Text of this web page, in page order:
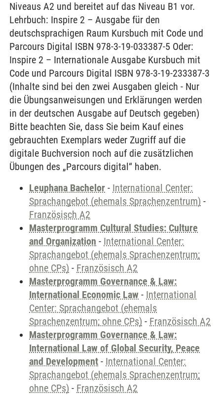
Niveaus A2 und bereitet auf das Niveau B1 vor.
Lehrbuch: Inspire 2 – Ausgabe für den
deutschsprachigen Raum Kursbuch mit Code und
Parcours Digital ISBN 978-3-19-033387-5 Oder:
Inspire 2 – Internationale Ausgabe Kursbuch mit
Code und Parcours Digital ISBN 978-3-19-233387-3
(Inhalte sind bei den zwei Ausgaben gleich - Nur
die Übungsanweisungen und Erklärungen werden
in der deutschen Ausgabe auf Deutsch gegeben)
Bitte beachten Sie, dass Sie beim Kauf eines
gebrauchten Exemplars weder Zugriff auf die
digitale Buchversion noch auf die zusätzlichen
Übungen des „Parcours digital“ haben.
Leuphana Bachelor - International Center:
Sprachangebot (ehemals Sprachenzentrum) -
Französisch A2
Masterprogramm Cultural Studies: Culture
and Organization - International Center:
Sprachangebot (ehemals Sprachenzentrum;
ohne CPs) - Französisch A2
Masterprogramm Governance & Law:
International Economic Law - International
Center: Sprachangebot (ehemals
Sprachenzentrum; ohne CPs) - Französisch A2
Masterprogramm Governance & Law:
International Law of Global Security, Peace
and Development - International Center:
Sprachangebot (ehemals Sprachenzentrum;
ohne CPs) - Französisch A2